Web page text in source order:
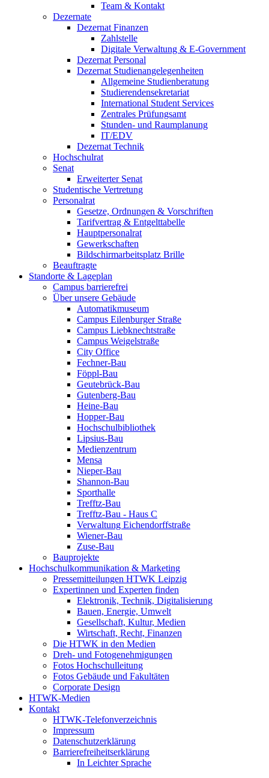
Team & Kontakt
Dezernate
Dezernat Finanzen
Zahlstelle
Digitale Verwaltung & E-Government
Dezernat Personal
Dezernat Studienangelegenheiten
Allgemeine Studienberatung
Studierendensekretariat
International Student Services
Zentrales Prüfungsamt
Stunden- und Raumplanung
IT/EDV
Dezernat Technik
Hochschulrat
Senat
Erweiterter Senat
Studentische Vertretung
Personalrat
Gesetze, Ordnungen & Vorschriften
Tarifvertrag & Entgelttabelle
Hauptpersonalrat
Gewerkschaften
Bildschirmarbeitsplatz Brille
Beauftragte
Standorte & Lageplan
Campus barrierefrei
Über unsere Gebäude
Automatikmuseum
Campus Eilenburger Straße
Campus Liebknechtstraße
Campus Weigelstraße
City Office
Fechner-Bau
Föppl-Bau
Geutebrück-Bau
Gutenberg-Bau
Heine-Bau
Hopper-Bau
Hochschulbibliothek
Lipsius-Bau
Medienzentrum
Mensa
Nieper-Bau
Shannon-Bau
Sporthalle
Trefftz-Bau
Trefftz-Bau - Haus C
Verwaltung Eichendorffstraße
Wiener-Bau
Zuse-Bau
Bauprojekte
Hochschulkommunikation & Marketing
Pressemitteilungen HTWK Leipzig
Expertinnen und Experten finden
Elektronik, Technik, Digitalisierung
Bauen, Energie, Umwelt
Gesellschaft, Kultur, Medien
Wirtschaft, Recht, Finanzen
Die HTWK in den Medien
Dreh- und Fotogenehmigungen
Fotos Hochschulleitung
Fotos Gebäude und Fakultäten
Corporate Design
HTWK-Medien
Kontakt
HTWK-Telefonverzeichnis
Impressum
Datenschutzerklärung
Barrierefreiheitserklärung
In Leichter Sprache